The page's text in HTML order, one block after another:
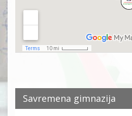
Savremena gimnazija